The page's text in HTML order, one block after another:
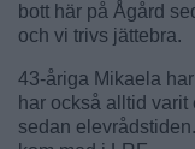
bott här på Ågård
och vi trivs jättebra.
43-åriga Mikaela
har också alltid
sedan